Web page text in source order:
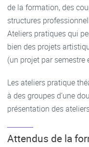
de la formation, des
structures
Ateliers pratiques qui
bien des projets
(un projet par semestre
Les ateliers pratique
à des groupes d’une
présentation des
Attendus de la